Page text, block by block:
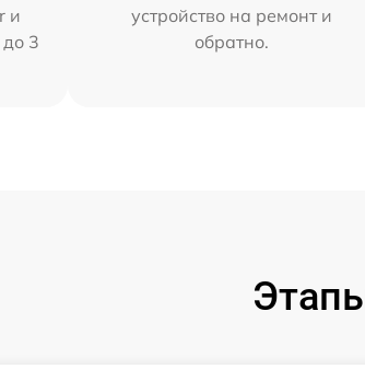
и
3
устройство на ремонт и
обратно.